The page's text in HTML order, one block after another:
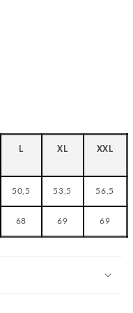
L XL XXL
50,5 53,5 56,5
68 69 69